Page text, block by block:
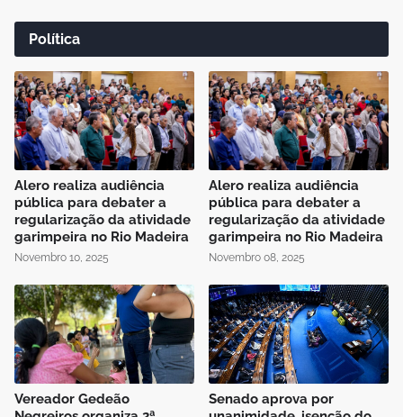
Política
Alero realiza audiência
pública para debater a
regularização da atividade
garimpeira no Rio Madeira
Novembro 10, 2025
Alero realiza audiência
pública para debater a
regularização da atividade
garimpeira no Rio Madeira
Novembro 08, 2025
Vereador Gedeão
Senado aprova por